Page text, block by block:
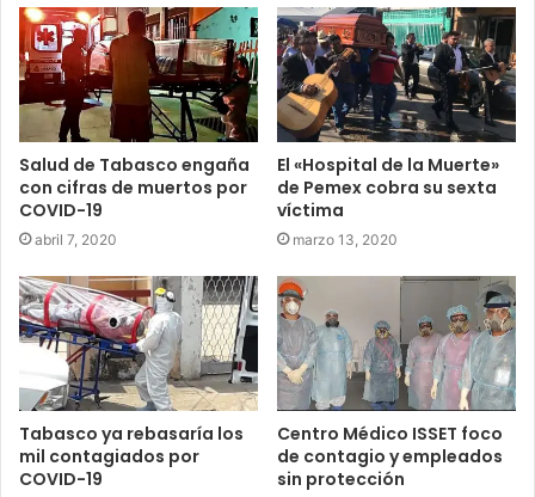
Salud de Tabasco engaña
con cifras de muertos por
COVID-19
abril 7, 2020
El «Hospital de la Muerte»
de Pemex cobra su sexta
víctima
marzo 13, 2020
Tabasco ya rebasaría los
mil contagiados por
COVID-19
Centro Médico ISSET foco
de contagio y empleados
sin protección